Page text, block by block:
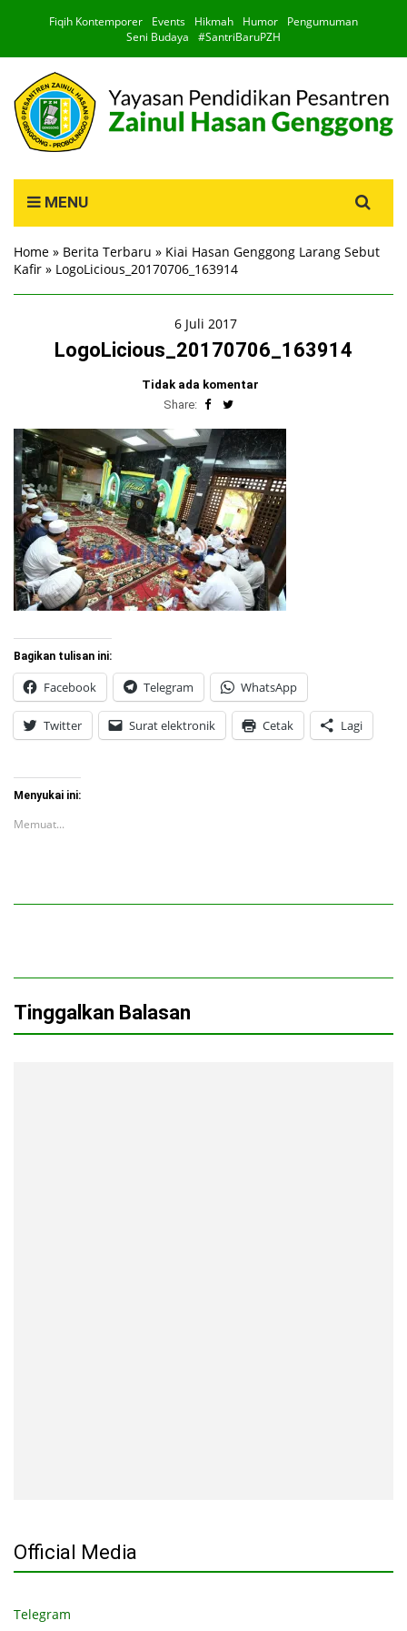
Fiqih Kontemporer Events Hikmah Humor
Pengumuman
Seni Budaya
#SantriBaruPZH
MENU
for:
Home » Berita Terbaru » Kiai Hasan Genggong Larang Sebut
Kafir » LogoLicious_20170706_163914
6 Juli 2017
LogoLicious_20170706_163914
Tidak ada komentar
Share:
Bagikan tulisan ini:
Facebook Telegram WhatsApp
Twitter Surat elektronik Cetak Lagi
Menyukai ini:
Memuat...
Tinggalkan Balasan
Official Media
Telegram